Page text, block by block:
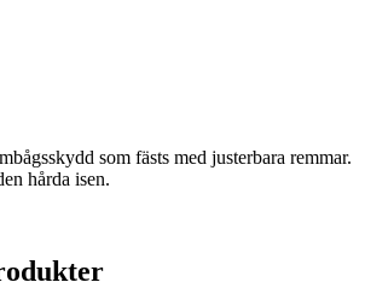
som fästs med justerbara remmar.
hårda isen.